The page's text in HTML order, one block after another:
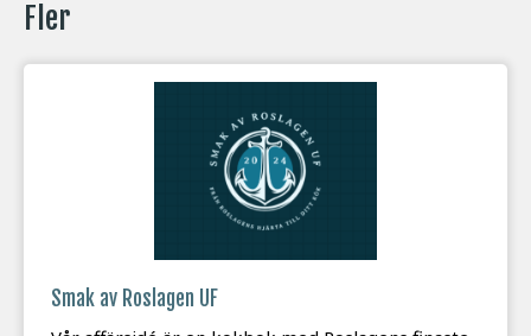
Fler
Smak av Roslagen UF